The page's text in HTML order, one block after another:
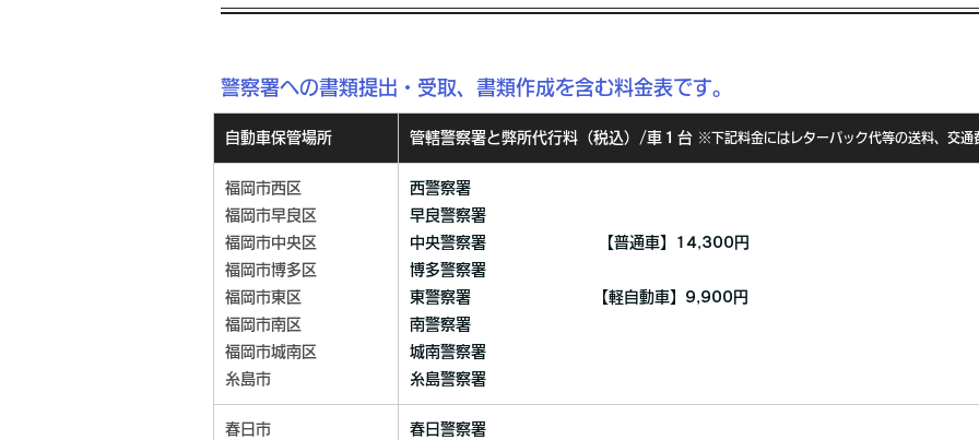
警察署への書類提出・受取、書類作成を含む料金表です。
自動車保管場所 管轄警察署と弊所代行料（税込）/車１台 ※下記料金にはレターパック代等の送料、交通
福岡市西区
福岡市早良区
福岡市中央区
福岡市博多区
福岡市東区
福岡市南区
福岡市城南区
糸島市
西警察署
早良警察署
中央警察署 【普通車】14,300円
博多警察署
東警察署 【軽自動車】9,900円
南警察署
城南警察署
糸島警察署
春日市
春日警察署